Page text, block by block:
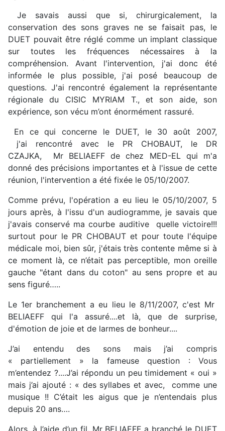
Je savais aussi que si, chirurgicalement, la
conservation des sons graves ne se faisait pas, le
DUET pouvait être réglé comme un implant classique
sur toutes les fréquences nécessaires à la
compréhension. Avant l'intervention, j'ai donc été
informée le plus possible, j'ai posé beaucoup de
questions. J'ai rencontré également la représentante
régionale du CISIC MYRIAM T., et son aide, son
expérience, son vécu m’ont énormément rassuré.
En ce qui concerne le DUET, le 30 août 2007,
j'ai rencontré avec le PR CHOBAUT, le DR
CZAJKA, Mr BELIAEFF de chez MED-EL qui m'a
donné des précisions importantes et à l'issue de cette
réunion, l'intervention a été fixée le 05/10/2007.
Comme prévu, l'opération a eu lieu le 05/10/2007, 5
jours après, à l'issu d'un audiogramme, je savais que
j'avais conservé ma courbe auditive quelle victoire!!!
surtout pour le PR CHOBAUT et pour toute l'équipe
médicale moi, bien sûr, j'étais très contente même si à
ce moment là, ce n’était pas perceptible, mon oreille
gauche "étant dans du coton" au sens propre et au
sens figuré…..
Le 1er branchement a eu lieu le 8/11/2007, c'est Mr
BELIAEFF qui l'a assuré....et là, que de surprise,
d'émotion de joie et de larmes de bonheur....
J’ai entendu des sons mais j’ai compris
« partiellement » la fameuse question : Vous
m’entendez ?....J’ai répondu un peu timidement « oui »
mais j’ai ajouté : « des syllabes et avec, comme une
musique !! C’était les aigus que je n’entendais plus
depuis 20 ans….
Alors, à l’aide d’un fil, Mr BELIAEFF a branché le DUET